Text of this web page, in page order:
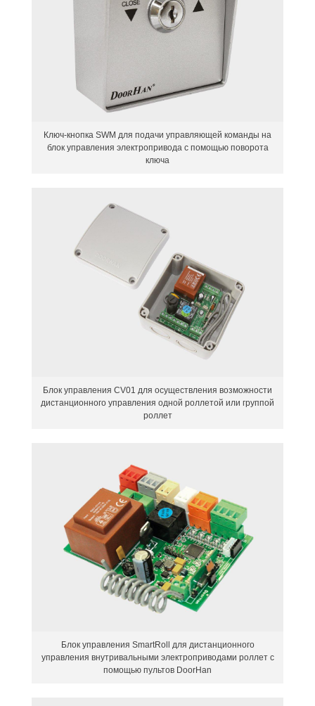
Ключ-кнопка SWM для подачи управляющей команды на
блок управления электропривода с помощью поворота
ключа
Блок управления CV01 для осуществления возможности
дистанционного управления одной роллетой или группой
роллет
Блок управления SmartRoll для дистанционного
управления внутривальными электроприводами роллет с
помощью пультов DoorHan